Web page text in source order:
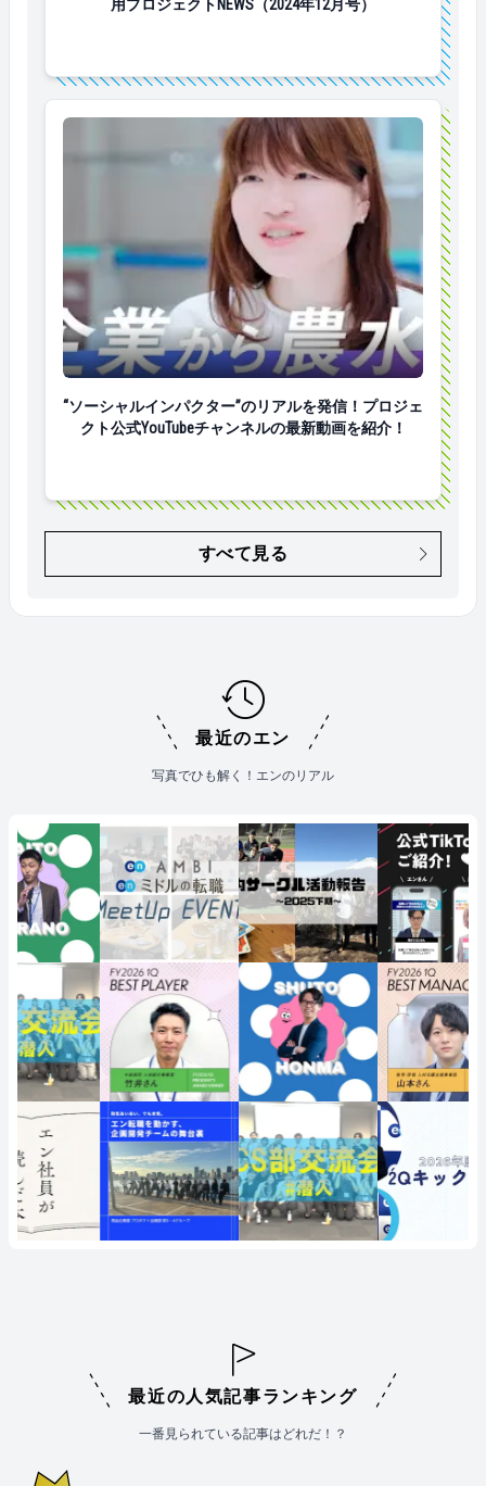
用プロジェクトNEWS（2024年12月号）
“ソーシャルインパクター”のリアルを発信！プロジ
“ソーシャルインパクター”のリアルを発信！プロジェ
クト公式YouTubeチャンネルの最新動画を紹介！
すべて見る
最近のエン
写真でひも解く！エンのリアル
最近の人気記事ランキング
一番見られている記事はどれだ！？